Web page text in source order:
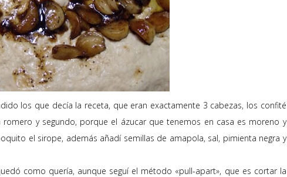
los que decía la receta, que eran exactamente 3 cabezas, los confité
y segundo, porque el ázucar que tenemos en casa es moreno y
el sirope, además añadí semillas de amapola, sal, pimienta negra y
como quería, aunque seguí el método «pull-apart», que es cortar la